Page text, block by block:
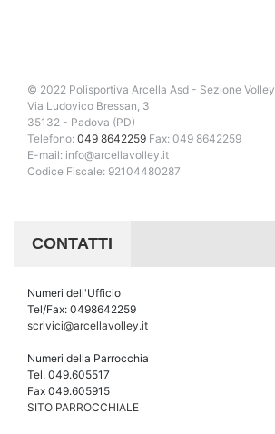
© 2022 Polisportiva Arcella Asd - Sezione Volley
Via Ludovico Bressan, 3
35132 - Padova (PD)
Telefono: 049 8642259 Fax: 049 8642259
E-mail: info@arcellavolley.it
Codice Fiscale: 92104480287
CONTATTI
Numeri dell'Ufficio
Tel/Fax: 0498642259
scrivici@arcellavolley.it
Numeri della Parrocchia
Tel. 049.605517
Fax 049.605915
SITO PARROCCHIALE